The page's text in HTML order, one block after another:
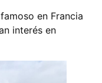
en Francia
interés en